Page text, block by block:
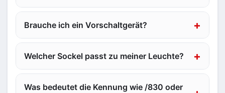
Brauche ich ein Vorschaltgerät?
Welcher Sockel passt zu meiner Leuchte?
Was bedeutet die Kennung wie /830 oder